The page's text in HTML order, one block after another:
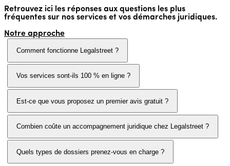
Retrouvez ici les réponses aux questions les plus
fréquentes sur nos services et vos démarches juridiques.
Notre approche
Comment fonctionne Legalstreet ?
Vos services sont-ils 100 % en ligne ?
Est-ce que vous proposez un premier avis gratuit ?
Combien coûte un accompagnement juridique chez Legalstreet ?
Quels types de dossiers prenez-vous en charge ?